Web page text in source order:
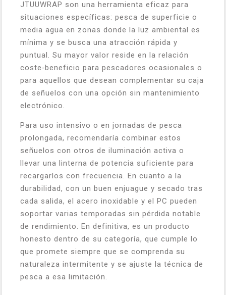
JTUUWRAP son una herramienta eficaz para
situaciones específicas: pesca de superficie o
media agua en zonas donde la luz ambiental es
mínima y se busca una atracción rápida y
puntual. Su mayor valor reside en la relación
coste‑beneficio para pescadores ocasionales o
para aquellos que desean complementar su caja
de señuelos con una opción sin mantenimiento
electrónico.
Para uso intensivo o en jornadas de pesca
prolongada, recomendaría combinar estos
señuelos con otros de iluminación activa o
llevar una linterna de potencia suficiente para
recargarlos con frecuencia. En cuanto a la
durabilidad, con un buen enjuague y secado tras
cada salida, el acero inoxidable y el PC pueden
soportar varias temporadas sin pérdida notable
de rendimiento. En definitiva, es un producto
honesto dentro de su categoría, que cumple lo
que promete siempre que se comprenda su
naturaleza intermitente y se ajuste la técnica de
pesca a esa limitación.